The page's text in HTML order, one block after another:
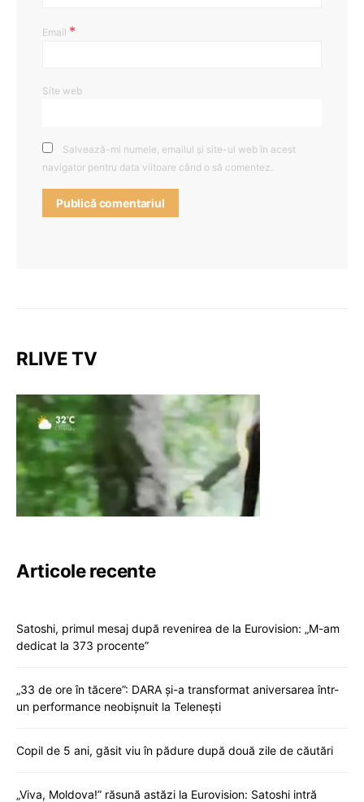
Email *
Site web
Salvează-mi numele, emailul și site-ul web în acest
navigator pentru data viitoare când o să comentez.
RLIVE TV
Articole recente
Satoshi, primul mesaj după revenirea de la Eurovision: „M-am
dedicat la 373 procente”
„33 de ore în tăcere”: DARA și-a transformat aniversarea într-
un performance neobișnuit la Telenești
Copil de 5 ani, găsit viu în pădure după două zile de căutări
„Viva, Moldova!” răsună astăzi la Eurovision: Satoshi intră